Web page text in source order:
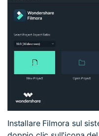
Installare Filmora sul